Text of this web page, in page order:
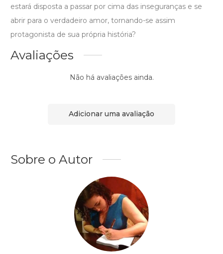
estará disposta a passar por cima das inseguranças e se
abrir para o verdadeiro amor, tornando-se assim
protagonista de sua própria história?
Avaliações
Não há avaliações ainda.
Adicionar uma avaliação
Sobre o Autor